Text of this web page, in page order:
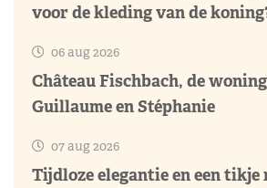
voor de kleding van de
06 aug 2026
Château Fischbach, de
Guillaume en Stéphanie
07 aug 2026
Tijdloze elegantie en een